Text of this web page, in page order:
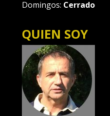
Domingos: Cerrado
QUIEN SOY